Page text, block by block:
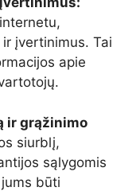
įvertinimus. Tai
apie
ir grąžinimo
siurblį,
sąlygomis
būti